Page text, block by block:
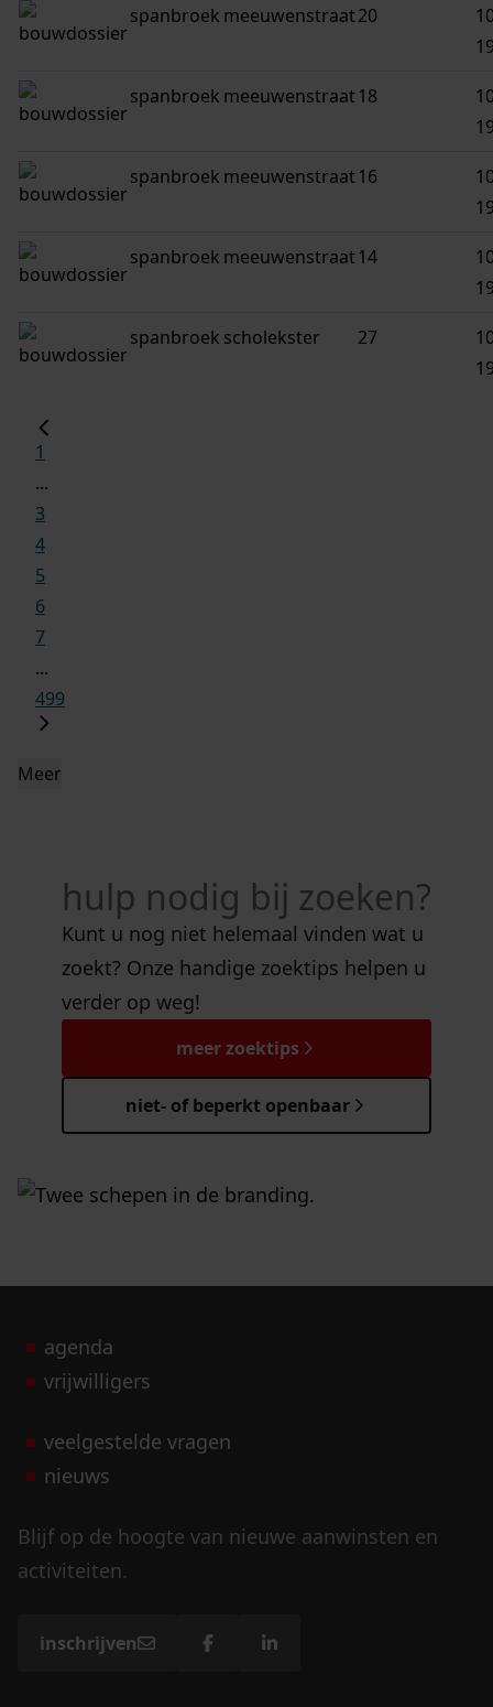
spanbroek meeuwenstraat20
spanbroek meeuwenstraat 18
spanbroek meeuwenstraat 16
spanbroek meeuwenstraat 14
spanbroek scholekster 27
1
...
3
4
5
6
7
...
499
Meer
hulp nodig bij zoeken?
Kunt u nog niet helemaal vinden wat u
zoekt? Onze handige zoektips helpen u
verder op weg!
meer zoektips
niet- of beperkt openbaar
agenda
vrijwilligers
veelgestelde vragen
nieuws
Blijf op de hoogte van nieuwe aanwinsten en
activiteiten.
inschrijven